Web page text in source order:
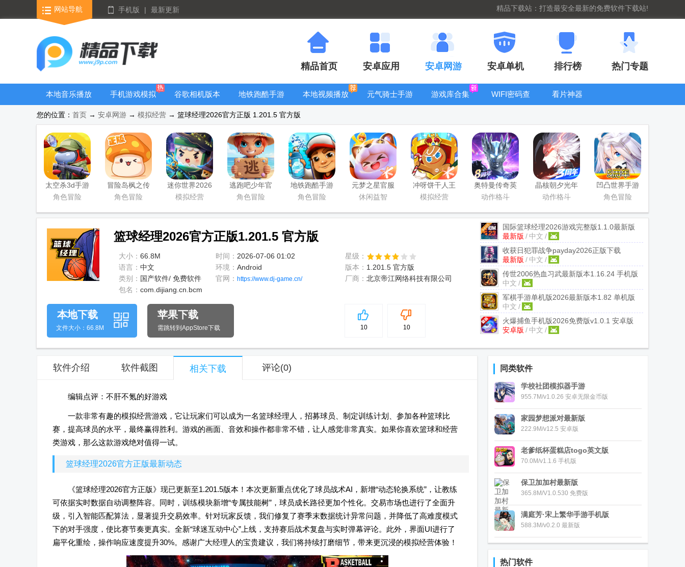
网站导航 手机版 | 最新更新 精品下载站：打造最安全最新的免费软件下载站!
精品首页 安卓应用 安卓网游 安卓单机 排行榜 热门专题
本地音乐播放
手机游戏模拟
器安卓版合集
谷歌相机版本
大全
地铁跑酷手游
本地视频播放
元气骑士手游
游戏库合集
WIFI密码查
看片神器
全
您的位置： 首页 → 安卓网游 → 模拟经营 → 篮球经理2026官方正版 1.201.5 官方版
太空杀3d手游
角色冒险
冒险岛枫之传
说手游
角色冒险
迷你世界2026
最新升级版
模拟经营
逃跑吧少年官
方版
角色冒险
地铁跑酷手游
国服
角色冒险
元梦之星官服
版
休闲益智
冲呀饼干人王
国手游官方版
模拟经营
奥特曼传奇英
雄手游正版
动作格斗
晶核朝夕光年
官服版
动作格斗
凹凸世界手游
正版
角色冒险
篮球经理2026官方正版1.201.5 官方版
大小： 66.8M 时间： 2026-07-06 01:02
星级：
语言： 中文 环境： Android 版本： 1.201.5 官方版
类别： 国产软件/ 免费软件 官网： https://www.dj-game.cn/ 厂商： 北京帝江网络科技有限公司
包名： com.dijiang.cn.bcm
国际篮球经理2026游戏完整版1.1.0最新版
最新版 / 中文 /
收获日犯罪战争payday2026正版下载
2023.1.0 最新版
最新版 / 中文 /
传世2006热血习武最新版本1.16.24 手机版
中文 /
军棋手游单机版2026最新版本1.82 单机版
中文 /
火爆捕鱼手机版2026免费版v1.0.1 安卓版
安卓版 / 中文 /
5
10 10
本地下载
文件大小：66.8M
苹果下载
需跳转到AppStore下载
软件介绍 软件截图 相关下载 评论(0)
编辑点评：不肝不氪的好游戏
一款非常有趣的模拟经营游戏，它让玩家们可以成为一名篮球经理人，招募球员、制定训练计划、参加各种篮球比
赛，提高球员的水平，最终赢得胜利。游戏的画面、音效和操作都非常不错，让人感觉非常真实。如果你喜欢篮球和经营
类游戏，那么这款游戏绝对值得一试。
篮球经理2026官方正版最新动态
《篮球经理2026官方正版》现已更新至1.201.5版本！本次更新重点优化了球员战术AI，新增“动态轮换系统”，让教练
可依据实时数据自动调整阵容。同时，训练模块新增“专属技能树”，球员成长路径更加个性化。交易市场也进行了全面升
级，引入智能匹配算法，显著提升交易效率。针对玩家反馈，我们修复了赛季末数据统计异常问题，并降低了高难度模式
下的对手强度，使比赛节奏更真实。全新“球迷互动中心”上线，支持赛后战术复盘与实时弹幕评论。此外，界面UI进行了
扁平化重绘，操作响应速度提升30%。感谢广大经理人的宝贵建议，我们将持续打磨细节，带来更沉浸的模拟经营体验！
同类软件
学校社团模拟器手游
955.7M/v1.0.26 安卓无限金币版
家园梦想派对最新版
222.9M/v12.5 安卓版
老爹纸杯蛋糕店togo英文版
70.0M/v1.1.6 手机版
保卫加加村最新版
365.8M/V1.0.530 免费版
满庭芳·宋上繁华手游手机版
588.3M/v0.2.0 最新版
热门软件